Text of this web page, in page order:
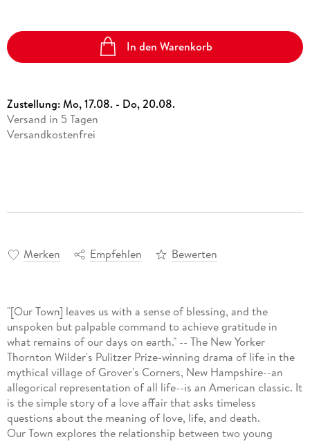
In den Warenkorb
Zustellung:Mo, 17.08. - Do, 20.08.
Versand in 5 Tagen
Versandkostenfrei
Merken Empfehlen Bewerten
"[Our Town] leaves us with a sense of blessing, and the
unspoken but palpable command to achieve gratitude in
what remains of our days on earth." -- The New Yorker
Thornton Wilder's Pulitzer Prize-winning drama of life in the
mythical village of Grover's Corners, New Hampshire--an
allegorical representation of all life--is an American classic. It
is the simple story of a love affair that asks timeless
questions about the meaning of love, life, and death.
Our Town explores the relationship between two young